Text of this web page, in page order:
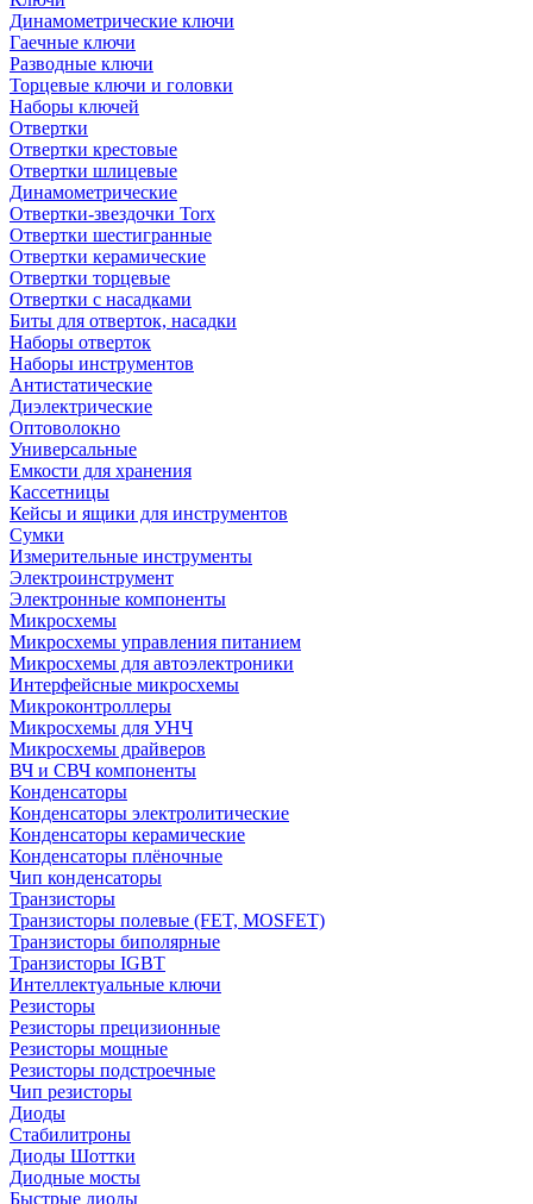
Динамометрические ключи
Гаечные ключи
Разводные ключи
Торцевые ключи и головки
Наборы ключей
Отвертки
Отвертки крестовые
Отвертки шлицевые
Динамометрические
Отвертки-звездочки Torx
Отвертки шестигранные
Отвертки керамические
Отвертки торцевые
Отвертки с насадками
Биты для отверток, насадки
Наборы отверток
Наборы инструментов
Антистатические
Диэлектрические
Оптоволокно
Универсальные
Емкости для хранения
Кассетницы
Кейсы и ящики для инструментов
Сумки
Измерительные инструменты
Электроинструмент
Электронные компоненты
Микросхемы
Микросхемы управления питанием
Микросхемы для автоэлектроники
Интерфейсные микросхемы
Микроконтроллеры
Микросхемы для УНЧ
Микросхемы драйверов
ВЧ и СВЧ компоненты
Конденсаторы
Конденсаторы электролитические
Конденсаторы керамические
Конденсаторы плёночные
Чип конденсаторы
Транзисторы
Транзисторы полевые (FET, MOSFET)
Транзисторы биполярные
Транзисторы IGBT
Интеллектуальные ключи
Резисторы
Резисторы прецизионные
Резисторы мощные
Резисторы подстроечные
Чип резисторы
Диоды
Стабилитроны
Диоды Шоттки
Диодные мосты
Быстрые диоды